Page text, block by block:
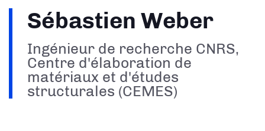
Sébastien Weber
Ingénieur de recherche CNRS,
Centre d'élaboration de
matériaux et d'études
structurales (CEMES)